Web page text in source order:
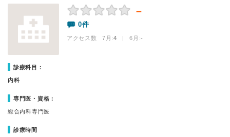
－
0件
アクセス数 7月:4 | 6月:-
診療科目：
内科
専門医・資格：
総合内科専門医
診療時間